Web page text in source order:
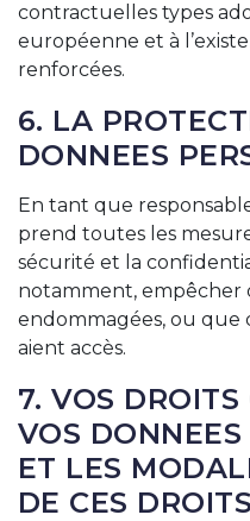
contractuelles types
européenne et à
renforcées.
6. LA
DONNEES
En tant que
prend toutes les
sécurité et la
notamment, empêcher
endommagées, ou que
aient accès.
7. VOS
VOS
ET LES
DE CES DROITS